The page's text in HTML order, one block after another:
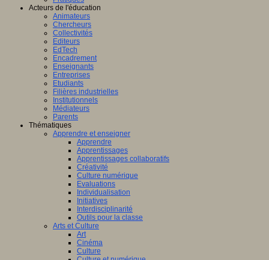
Acteurs de l'éducation
Animateurs
Chercheurs
Collectivités
Editeurs
EdTech
Encadrement
Enseignants
Entreprises
Etudiants
Filières industrielles
Institutionnels
Médiateurs
Parents
Thématiques
Apprendre et enseigner
Apprendre
Apprentissages
Apprentissages collaboratifs
Créativité
Culture numérique
Evaluations
Individualisation
Initiatives
Interdisciplinarité
Outils pour la classe
Arts et Culture
Art
Cinéma
Culture